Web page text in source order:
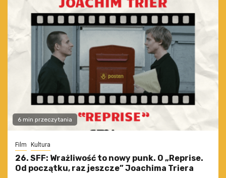
6 min przeczytania
Film Kultura
26. SFF: Wrażliwość to nowy punk. O „Reprise.
Od początku, raz jeszcze” Joachima Triera